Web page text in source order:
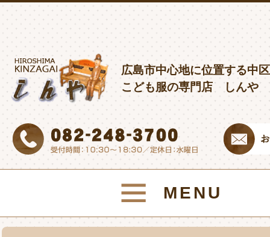
広島市中心地に位置する中
こども服の専門店 しんや
MENU